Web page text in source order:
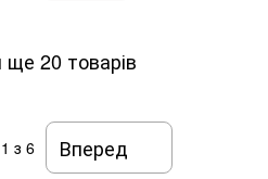
ще 20 товарів
1 з 6 Вперед